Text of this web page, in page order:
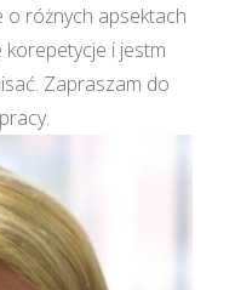
o różnych apsektach
i jestm
Zapraszam do